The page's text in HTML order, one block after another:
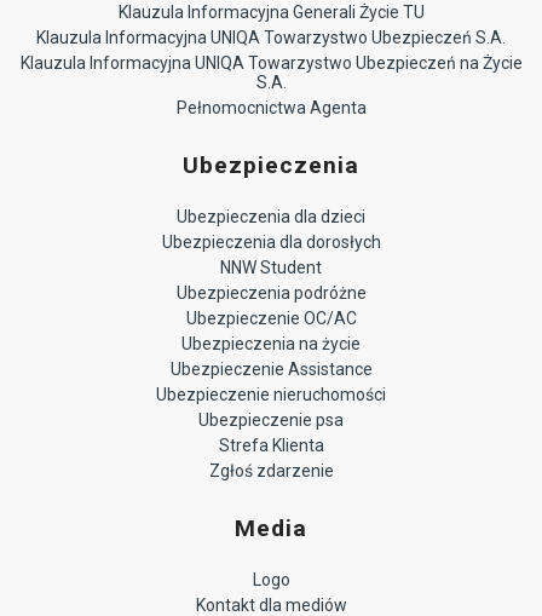
Klauzula Informacyjna Generali Życie TU
Klauzula Informacyjna UNIQA Towarzystwo Ubezpieczeń S.A.
Klauzula Informacyjna UNIQA Towarzystwo Ubezpieczeń na Życie
S.A.
Pełnomocnictwa Agenta
Ubezpieczenia
Ubezpieczenia dla dzieci
Ubezpieczenia dla dorosłych
NNW Student
Ubezpieczenia podróżne
Ubezpieczenie OC/AC
Ubezpieczenia na życie
Ubezpieczenie Assistance
Ubezpieczenie nieruchomości
Ubezpieczenie psa
Strefa Klienta
Zgłoś zdarzenie
Media
Logo
Kontakt dla mediów